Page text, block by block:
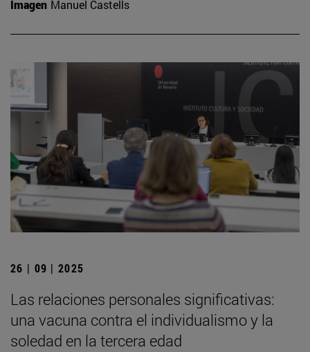
Imagen Manuel Castells
26 | 09 | 2025
Las relaciones personales significativas:
una vacuna contra el individualismo y la
soledad en la tercera edad